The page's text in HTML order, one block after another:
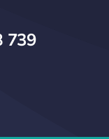
739